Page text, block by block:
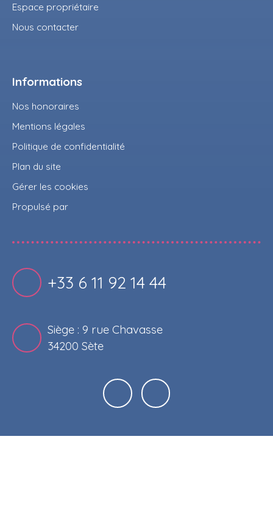
Espace propriétaire
Nous contacter
Informations
Nos honoraires
Mentions légales
Politique de confidentialité
Plan du site
Gérer les cookies
Propulsé par
+33 6 11 92 14 44
Siège : 9 rue Chavasse
34200 Sète